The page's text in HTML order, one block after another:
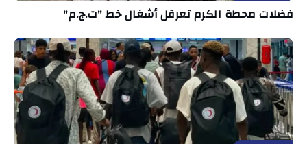
فضلات محطة الكرم تعرقل أشغال خط "ت.ج.م"